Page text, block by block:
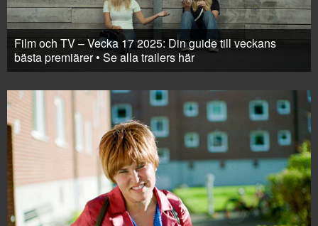
Film och TV – Vecka 17 2025: Din guide till veckans
bästa premiärer • Se alla trailers här